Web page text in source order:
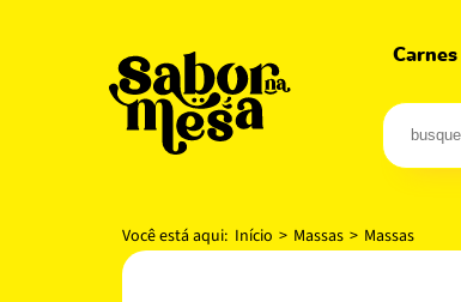
Carnes
Você está aqui: Início > Massas > Massas